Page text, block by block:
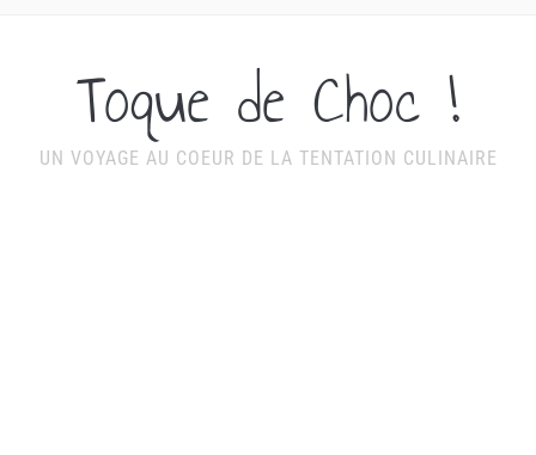
Toque de Choc !
UN VOYAGE AU COEUR DE LA TENTATION CULINAIRE